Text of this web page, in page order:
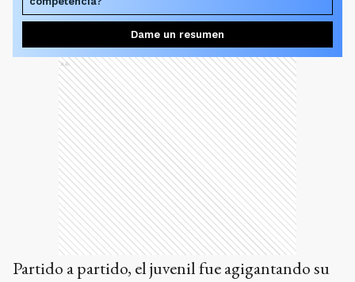
Dame un resumen
Ads
Partido a partido, el juvenil fue agigantando su